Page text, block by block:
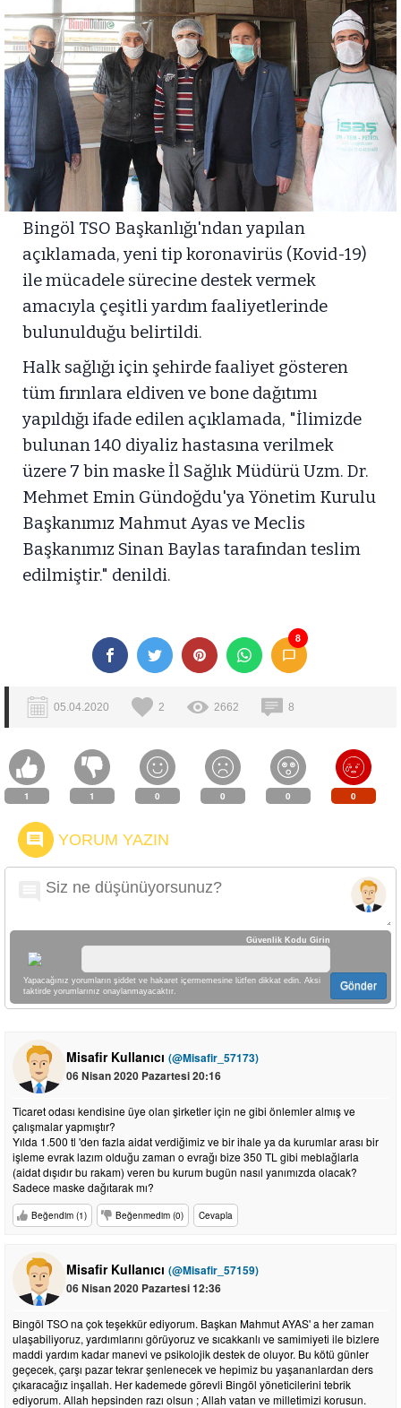
Bingöl TSO Başkanlığı'ndan yapılan
açıklamada, yeni tip koronavirüs (Kovid-19)
ile mücadele sürecine destek vermek
amacıyla çeşitli yardım faaliyetlerinde
bulunulduğu belirtildi.
Halk sağlığı için şehirde faaliyet gösteren
tüm fırınlara eldiven ve bone dağıtımı
yapıldığı ifade edilen açıklamada, "İlimizde
bulunan 140 diyaliz hastasına verilmek
üzere 7 bin maske İl Sağlık Müdürü Uzm. Dr.
Mehmet Emin Gündoğdu'ya Yönetim Kurulu
Başkanımız Mahmut Ayas ve Meclis
Başkanımız Sinan Baylas tarafından teslim
edilmiştir." denildi.
8
05.04.2020 2 2662 8
1 1 0 0 0 0
YORUM YAZIN
Güvenlik Kodu Girin
Yapacağınız yorumların şiddet ve hakaret içermemesine lütfen dikkat edin. Aksi
taktirde yorumlarınız onaylanmayacaktır.
Gönder
Misafir Kullanıcı (@Misafir_57173)
06 Nisan 2020 Pazartesi 20:16
Ticaret odası kendisine üye olan şirketler için ne gibi önlemler almış ve
çalışmalar yapmıştır?
Yılda 1.500 tl 'den fazla aidat verdiğimiz ve bir ihale ya da kurumlar arası bir
işleme evrak lazım olduğu zaman o evrağı bize 350 TL gibi meblağlarla
(aidat dışıdır bu rakam) veren bu kurum bugün nasıl yanımızda olacak?
Sadece maske dağıtarak mı?
Beğendim (1) Beğenmedim (0) Cevapla
Misafir Kullanıcı (@Misafir_57159)
06 Nisan 2020 Pazartesi 12:36
Bingöl TSO na çok teşekkür ediyorum. Başkan Mahmut AYAS' a her zaman
ulaşabiliyoruz, yardımlarını görüyoruz ve sıcakkanlı ve samimiyeti ile bizlere
maddi yardım kadar manevi ve psikolojik destek de oluyor. Bu kötü günler
geçecek, çarşı pazar tekrar şenlenecek ve hepimiz bu yaşananlardan ders
çıkaracağız inşallah. Her kademede görevli Bingöl yöneticilerini tebrik
ediyorum. Allah hepsinden razı olsun ; Allah vatan ve milletimizi korusun.